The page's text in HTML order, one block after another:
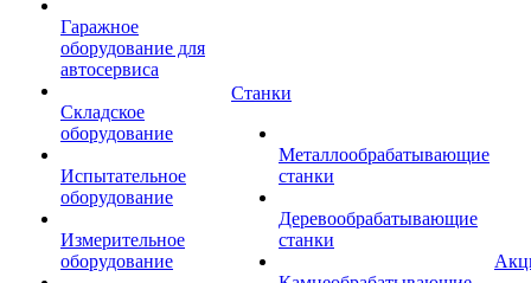
Гаражное
оборудование для
автосервиса
Складское
оборудование
Испытательное
оборудование
Измерительное
оборудование
Станки
Металлообрабатывающие
станки
Деревообрабатывающие
станки